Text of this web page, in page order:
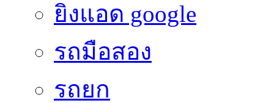
ยิงแอด google
รถมือสอง
รถยก